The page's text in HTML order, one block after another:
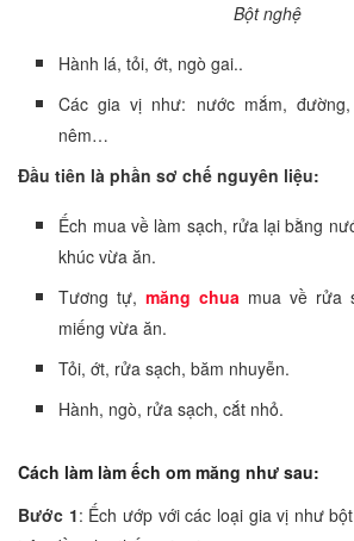
Bột nghệ
Hành lá, tỏi, ớt, ngò gai..
Các gia vị như: nước mắm,
nêm…
Đầu tiên là phần sơ chế nguyên liệu:
Ếch mua về làm sạch, rửa lại bằng
khúc vừa ăn.
Tương tự,măng chua mua về rửa
miếng vừa ăn.
Tỏi, ớt, rửa sạch, băm nhuyễn.
Hành, ngò, rửa sạch, cắt nhỏ.
Cách làm làm ếch om măng như sau:
Bước 1: Ếch ướp với các loại gia vị như